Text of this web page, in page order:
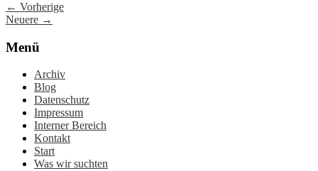
← Vorherige
Neuere →
Menü
Archiv
Blog
Datenschutz
Impressum
Interner Bereich
Kontakt
Start
Was wir suchten